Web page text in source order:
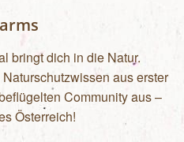
bringt dich in die Natur.
aus erster
Community aus –
Österreich!